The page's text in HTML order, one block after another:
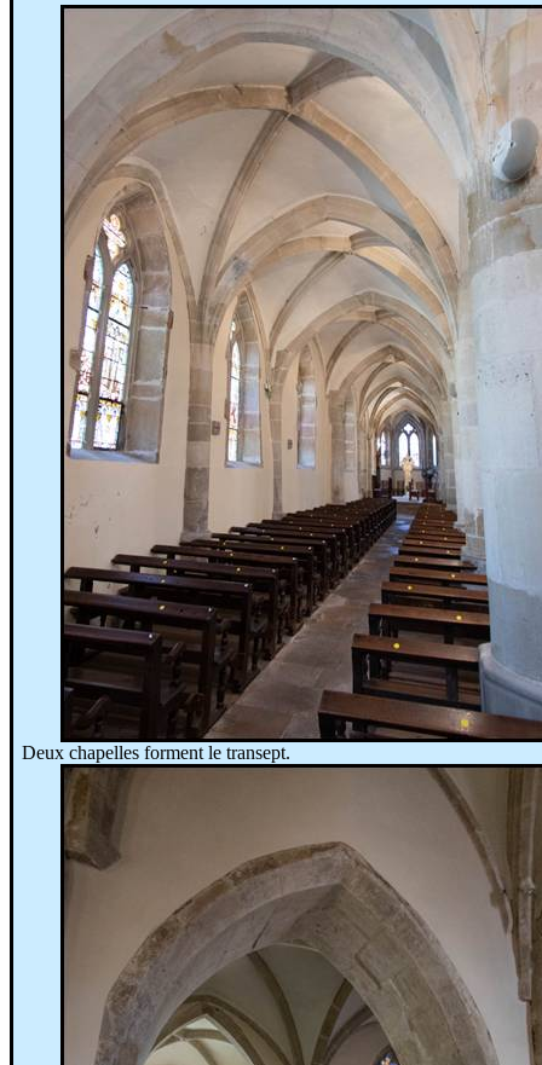
Deux chapelles forment le transept.